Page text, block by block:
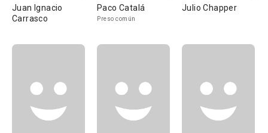
Juan Ignacio
Carrasco
Paco Catalá
Preso común
Julio Chapper